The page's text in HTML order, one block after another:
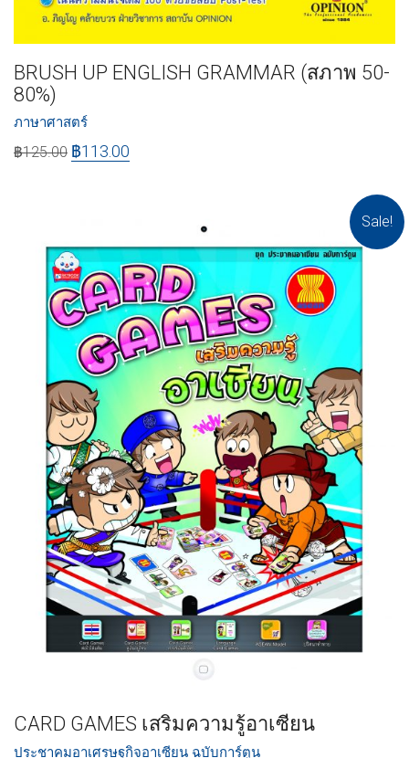
BRUSH UP ENGLISH GRAMMAR (สภาพ 50-
80%)
ภาษาศาสตร์
฿125.00 ฿113.00
Sale!
CARD GAMES เสริมความรู้อาเซียน
ประชาคมอาเศรษฐกิจอาเซียน ฉบับการ์ตูน